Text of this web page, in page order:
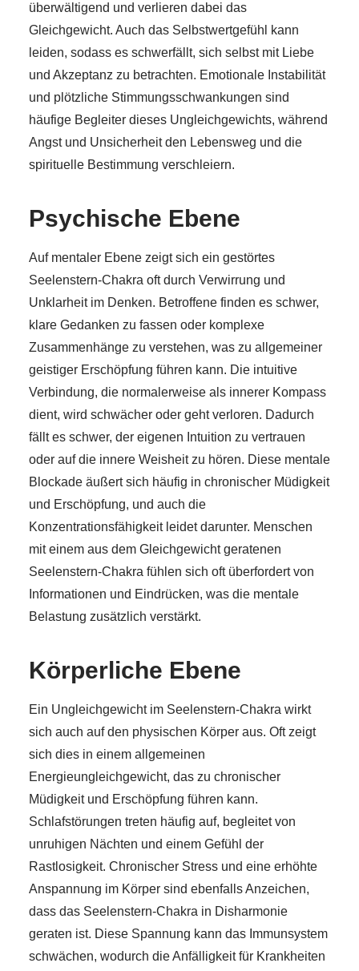
überwältigend und verlieren dabei das
Gleichgewicht. Auch das Selbstwertgefühl kann
leiden, sodass es schwerfällt, sich selbst mit Liebe
und Akzeptanz zu betrachten. Emotionale Instabilität
und plötzliche Stimmungsschwankungen sind
häufige Begleiter dieses Ungleichgewichts, während
Angst und Unsicherheit den Lebensweg und die
spirituelle Bestimmung verschleiern.
Psychische Ebene
Auf mentaler Ebene zeigt sich ein gestörtes
Seelenstern-Chakra oft durch Verwirrung und
Unklarheit im Denken. Betroffene finden es schwer,
klare Gedanken zu fassen oder komplexe
Zusammenhänge zu verstehen, was zu allgemeiner
geistiger Erschöpfung führen kann. Die intuitive
Verbindung, die normalerweise als innerer Kompass
dient, wird schwächer oder geht verloren. Dadurch
fällt es schwer, der eigenen Intuition zu vertrauen
oder auf die innere Weisheit zu hören. Diese mentale
Blockade äußert sich häufig in chronischer Müdigkeit
und Erschöpfung, und auch die
Konzentrationsfähigkeit leidet darunter. Menschen
mit einem aus dem Gleichgewicht geratenen
Seelenstern-Chakra fühlen sich oft überfordert von
Informationen und Eindrücken, was die mentale
Belastung zusätzlich verstärkt.
Körperliche Ebene
Ein Ungleichgewicht im Seelenstern-Chakra wirkt
sich auch auf den physischen Körper aus. Oft zeigt
sich dies in einem allgemeinen
Energieungleichgewicht, das zu chronischer
Müdigkeit und Erschöpfung führen kann.
Schlafstörungen treten häufig auf, begleitet von
unruhigen Nächten und einem Gefühl der
Rastlosigkeit. Chronischer Stress und eine erhöhte
Anspannung im Körper sind ebenfalls Anzeichen,
dass das Seelenstern-Chakra in Disharmonie
geraten ist. Diese Spannung kann das Immunsystem
schwächen, wodurch die Anfälligkeit für Krankheiten